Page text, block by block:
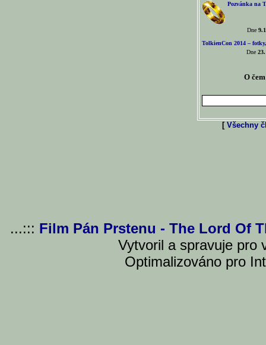
Pozvánka na
Dne
TolkienCon 2014 –
Dne
O
[ Všechny
...::: Film Pán Prstenu - The Lord Of
Vytvoril a spravuje pro
Optimalizováno pro